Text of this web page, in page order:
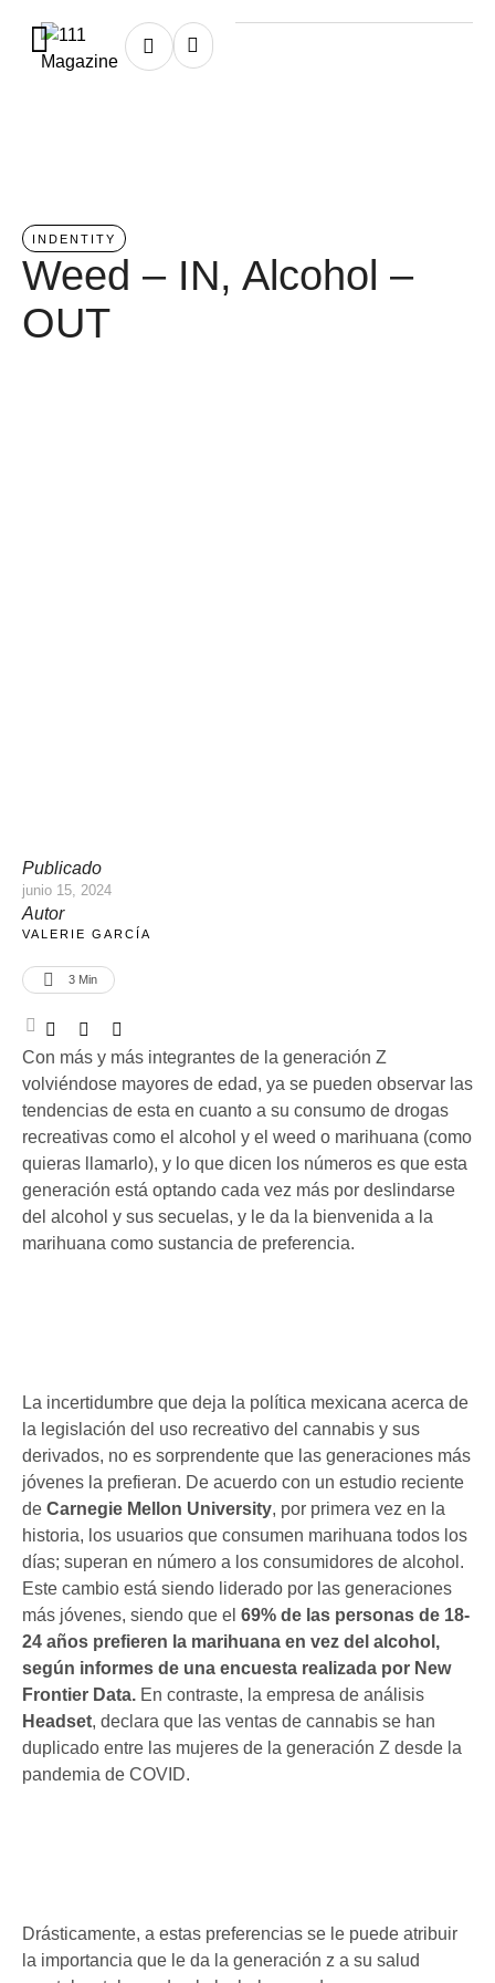
Home / indentity
INDENTITY
Weed – IN, Alcohol –
OUT
Publicado
junio 15, 2024
Autor
VALERIE GARCÍA
3 Min
Con más y más integrantes de la generación Z
volviéndose mayores de edad, ya se pueden observar las
tendencias de esta en cuanto a su consumo de drogas
recreativas como el alcohol y el weed o marihuana (como
quieras llamarlo), y lo que dicen los números es que esta
generación está optando cada vez más por deslindarse
del alcohol y sus secuelas, y le da la bienvenida a la
marihuana como sustancia de preferencia.
La incertidumbre que deja la política mexicana acerca de
la legislación del uso recreativo del cannabis y sus
derivados, no es sorprendente que las generaciones más
jóvenes la prefieran. De acuerdo con un estudio reciente
de Carnegie Mellon University, por primera vez en la
historia, los usuarios que consumen marihuana todos los
días; superan en número a los consumidores de alcohol.
Este cambio está siendo liderado por las generaciones
más jóvenes, siendo que el 69% de las personas de 18-
24 años prefieren la marihuana en vez del alcohol,
según informes de una encuesta realizada por New
Frontier Data. En contraste, la empresa de análisis
Headset, declara que las ventas de cannabis se han
duplicado entre las mujeres de la generación Z desde la
pandemia de COVID.
Drásticamente, a estas preferencias se le puede atribuir
la importancia que le da la generación z a su salud